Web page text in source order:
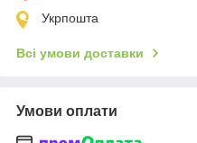
Укрпошта
Всі умови доставки
Умови оплати